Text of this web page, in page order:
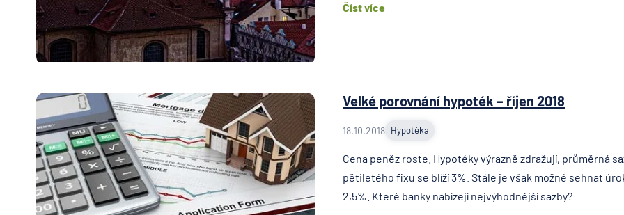
Číst více
Velké porovnání hypoték – říjen 2018
18.10.2018 Hypotéka
Cena peněz roste. Hypotéky výrazně zdražují, průměrná
pětiletého fixu se blíží 3%. Stále je však možné sehnat
2,5%. Které banky nabízejí nejvýhodnější sazby?